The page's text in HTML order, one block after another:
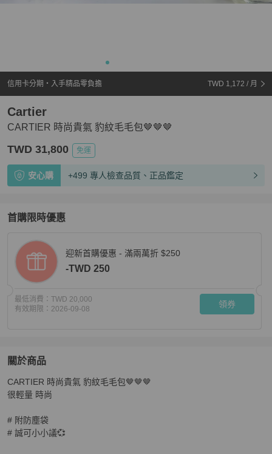
信用卡分期・入手精品零負擔 TWD 1,172 / 月
CARTIER 時尚貴氣 豹紋毛毛包🤎🤎🤎
Cartier
TWD 31,800 免運
安心購 +499 專人檢查品質、正品鑑定
首購限時優惠
迎新首購優惠 - 滿兩萬折 $250
-TWD 250
最低消費： TWD 20,000
有效期限： 2026-09-08 領券
關於商品
關於CARTIER 時尚貴氣 豹紋毛毛包🤎🤎🤎
CARTIER 時尚貴氣 豹紋毛毛包🤎🤎🤎
很輕量 時尚
# 附防塵袋
# 誠可小小議💞